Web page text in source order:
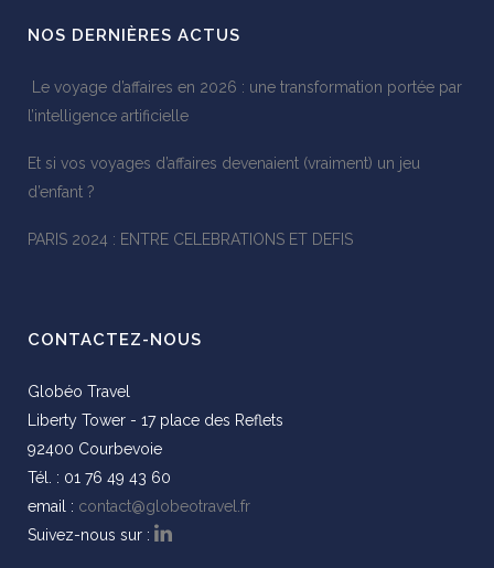
NOS DERNIÈRES ACTUS
Le voyage d’affaires en 2026 : une transformation portée par
l’intelligence artificielle
Et si vos voyages d’affaires devenaient (vraiment) un jeu
d’enfant ?
PARIS 2024 : ENTRE CELEBRATIONS ET DEFIS
CONTACTEZ-NOUS
Globéo Travel
Liberty Tower - 17 place des Reflets
92400 Courbevoie
Tél. : 01 76 49 43 60
email : contact@globeotravel.fr
Suivez-nous sur :